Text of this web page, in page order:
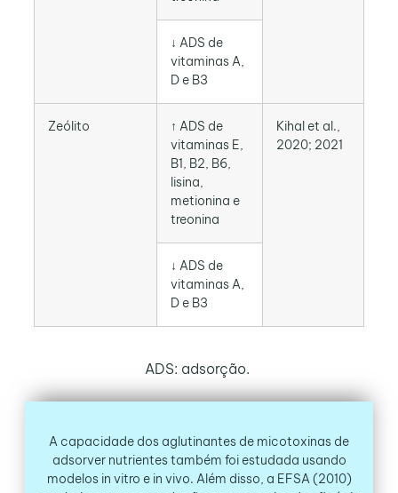
↓ ADS de
vitaminas A,
D e B3
Zeólito
↑ ADS de
vitaminas E,
B1, B2, B6,
lisina,
metionina e
treonina
Kihal et al.,
2020; 2021
↓ ADS de
vitaminas A,
D e B3
ADS: adsorção.
A capacidade dos aglutinantes de micotoxinas de
adsorver nutrientes também foi estudada usando
modelos in vitro e in vivo. Além disso, a EFSA (2010)